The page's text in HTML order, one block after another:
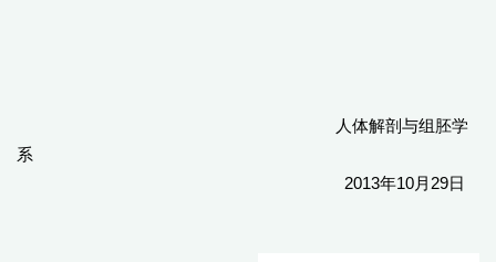
人体解剖与组胚学
系
2013年10月29日